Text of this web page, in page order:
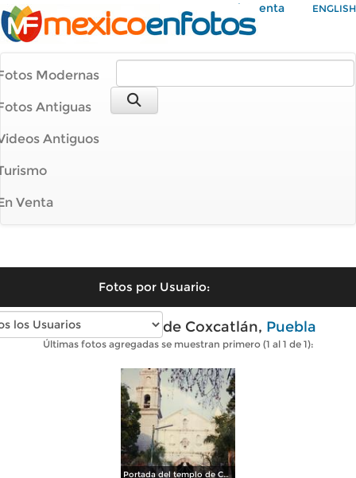
Mi Cuenta ENGLISH
Modernas
Antiguas
Antiguos
Venta
Fotos por Usuario:
Fotos modernas de Coxcatlán, Puebla
Últimas fotos agregadas se muestran primero (1 al 1 de 1):
Portada del templo de Coxcatlán, Puebla